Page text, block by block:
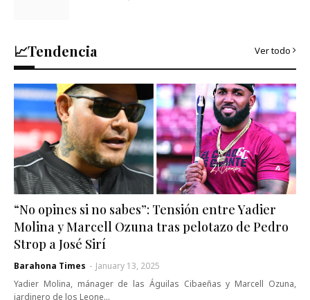
📈Tendencia Ver todo
“No opines si no sabes”: Tensión entre Yadier
Molina y Marcell Ozuna tras pelotazo de Pedro
Strop a José Sirí
Barahona Times - January 13, 2025
Yadier Molina, mánager de las Águilas Cibaeñas y Marcell Ozuna,
jardinero de los Leone…